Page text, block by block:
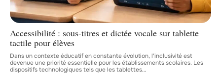
Accessibilité : sous-titres et dictée vocale sur tablette
tactile pour élèves
Dans un contexte éducatif en constante évolution, l'inclusivité est
devenue une priorité essentielle pour les établissements scolaires. Les
dispositifs technologiques tels que les tablettes…